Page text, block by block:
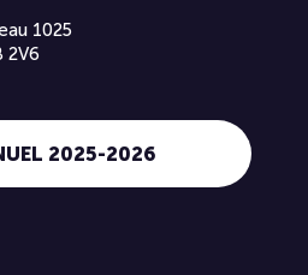
1025
2V6
2025-2026